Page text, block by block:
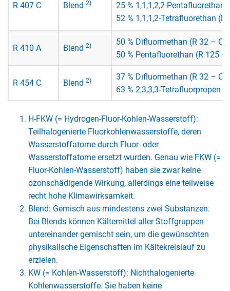
R 407 C Blend 2)
25 % 1,1,1,2,2-Pentafluorethan
52 % 1,1,1,2-Tetrafluorethan (R
R 410 A Blend 2) 50 % Difluormethan (R 32 – CH
50 % Pentafluorethan (R 125 –
R 454 C Blend 2) 37 % Difluormethan (R 32 – CH
63 % 2,3,3,3-Tetrafluorpropen
H-FKW (= Hydrogen-Fluor-Kohlen-Wasserstoff):
Teilhalogenierte Fluorkohlenwasserstoffe, deren
Wasserstoffatome durch Fluor- oder
Wasserstoffatome ersetzt wurden. Genau wie FKW (=
Fluor-Kohlen-Wasserstoff) haben sie zwar keine
ozonschädigende Wirkung, allerdings eine teilweise
recht hohe Klimawirksamkeit.
Blend: Gemisch aus mindestens zwei Substanzen.
Bei Blends können Kältemittel aller Stoffgruppen
untereinander gemischt sein, um die gewünschten
physikalische Eigenschaften im Kältekreislauf zu
erzielen.
KW (= Kohlen-Wasserstoff): Nichthalogenierte
Kohlenwasserstoffe. Sie haben keine